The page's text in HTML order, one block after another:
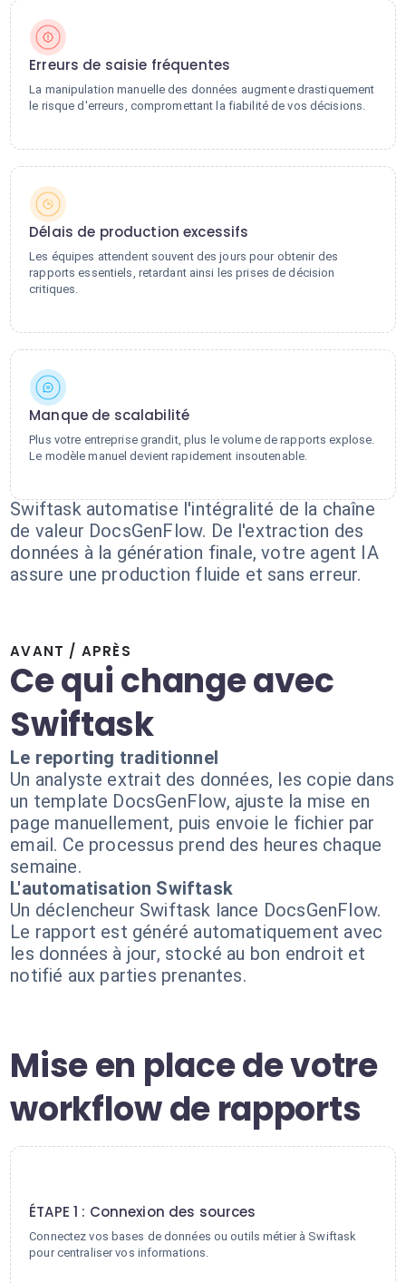
Erreurs de saisie fréquentes
La manipulation manuelle des données augmente drastiquement
le risque d'erreurs, compromettant la fiabilité de vos décisions.
Délais de production excessifs
Les équipes attendent souvent des jours pour obtenir des
rapports essentiels, retardant ainsi les prises de décision
critiques.
Manque de scalabilité
Plus votre entreprise grandit, plus le volume de rapports explose.
Le modèle manuel devient rapidement insoutenable.
Swiftask automatise l'intégralité de la chaîne
de valeur DocsGenFlow. De l'extraction des
données à la génération finale, votre agent IA
assure une production fluide et sans erreur.
AVANT / APRÈS
Ce qui change avec
Swiftask
Le reporting traditionnel
Un analyste extrait des données, les copie dans
un template DocsGenFlow, ajuste la mise en
page manuellement, puis envoie le fichier par
email. Ce processus prend des heures chaque
semaine.
L'automatisation Swiftask
Un déclencheur Swiftask lance DocsGenFlow.
Le rapport est généré automatiquement avec
les données à jour, stocké au bon endroit et
notifié aux parties prenantes.
Mise en place de votre
workflow de rapports
ÉTAPE 1 : Connexion des sources
Connectez vos bases de données ou outils métier à Swiftask
pour centraliser vos informations.